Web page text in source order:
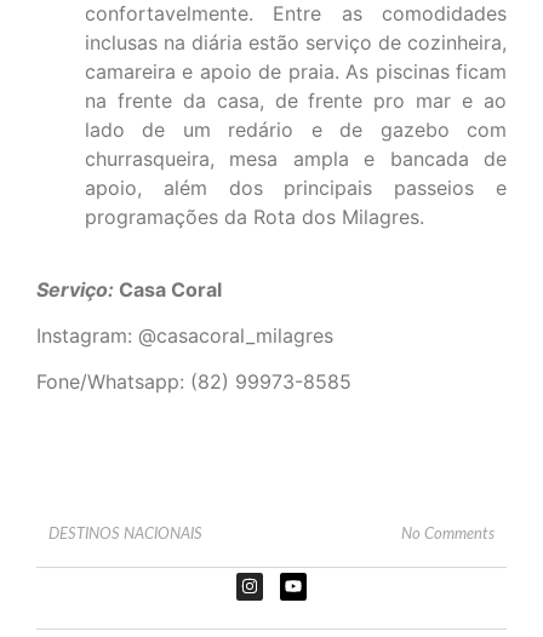
confortavelmente. Entre as comodidades
inclusas na diária estão serviço de cozinheira,
camareira e apoio de praia. As piscinas ficam
na frente da casa, de frente pro mar e ao
lado de um redário e de gazebo com
churrasqueira, mesa ampla e bancada de
apoio, além dos principais passeios e
programações da Rota dos Milagres.
Serviço: Casa Coral
Instagram: @casacoral_milagres
Fone/Whatsapp: (82) 99973-8585
DESTINOS NACIONAIS No Comments